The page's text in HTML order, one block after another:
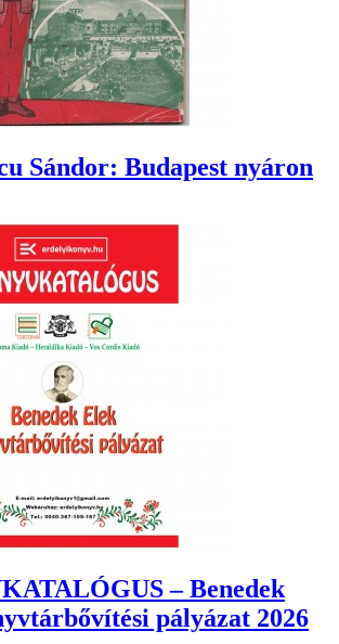
Sándor: Budapest nyáron
– Benedek
pályázat 2026